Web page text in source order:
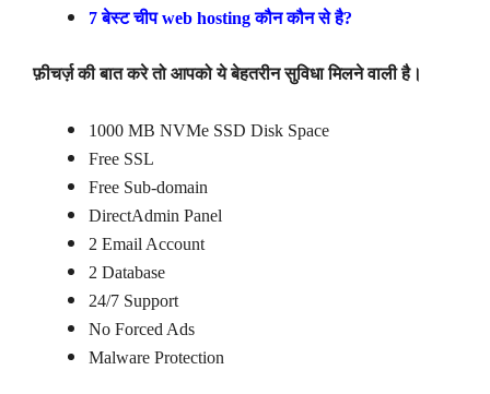
7 बेस्ट चीप web hosting कौन कौन से है?
फ़ीचर्ज़ की बात करे तो आपको ये बेहतरीन सुविधा मिलने वाली है।
1000 MB NVMe SSD Disk Space
Free SSL
Free Sub-domain
DirectAdmin Panel
2 Email Account
2 Database
24/7 Support
No Forced Ads
Malware Protection